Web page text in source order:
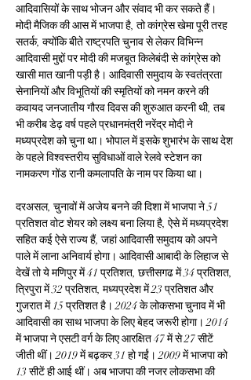
आदिवासियों के साथ भोजन और संवाद भी कर सकते हैं।
मोदी मैजिक की आस में भाजपा है, तो कांग्रेस खेमा पूरी तरह
सतर्क, क्योंकि बीते राष्ट्रपति चुनाव से लेकर विभिन्न
आदिवासी मुद्दों पर मोदी की मजबूत किलेबंदी से कांग्रेस को
खासी मात खानी पड़ी है। आदिवासी समुदाय के स्वतंत्रता
सेनानियों और विभूतियों की स्मृतियों को नमन करने की
कवायद जनजातीय गौरव दिवस की शुरुआत करनी थी, तब
भी करीब डेढ़ वर्ष पहले प्रधानमंत्री नरेंद्र मोदी ने
मध्यप्रदेश को चुना था। भोपाल में इसके शुभारंभ के साथ देश
के पहले विश्वस्तरीय सुविधाओं वाले रेलवे स्टेशन का
नामकरण गोंड रानी कमलापति के नाम पर किया था।
दरअसल, चुनावों में अजेय बनने की दिशा में भाजपा ने 51
प्रतिशत वोट शेयर को लक्ष्य बना लिया है, ऐसे में मध्यप्रदेश
सहित कई ऐसे राज्य हैं, जहां आदिवासी समुदाय को अपने
पाले में लाना अनिवार्य होगा। आदिवासी आबादी के लिहाज से
देखें तो ये मणिपुर में 41 प्रतिशत, छत्तीसगढ में 34 प्रतिशत,
त्रिपुरा में 32 प्रतिशत, मध्यप्रदेश में 23 प्रतिशत और
गुजरात में 15 प्रतिशत है। 2024 के लोकसभा चुनाव में भी
आदिवासी का साथ भाजपा के लिए बेहद जरूरी होगा। 2014
में भाजपा ने एसटी वर्ग के लिए आरक्षित 47 में से 27 सीटें
जीती थीं। 2019 में बढ़कर 31 हो गईं। 2009 में भाजपा को
13 सीटें ही आई थीं। अब भाजपा की नजर लोकसभा की